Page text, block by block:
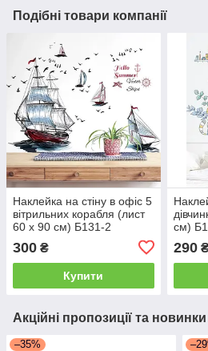
Подібні товари компанії
Наклейка на стіну в офіс 5
вітрильних корабля (лист
60 х 90 см) Б131-2
300 ₴
Купити
см)
290
Акційні пропозиції та новинки
–35%